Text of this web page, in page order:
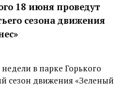
18 июня проведут
сезона движения
в парке Горького
сезон движения «Зеленый